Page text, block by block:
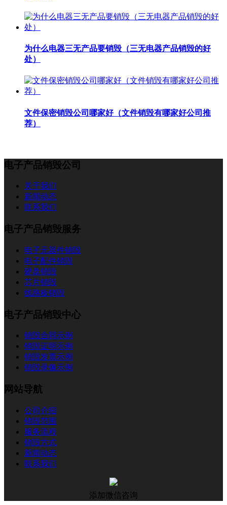
为什么电器三无产品要销毁（三无电器产品销毁的好
处）
文件保密销毁公司哪家好（文件销毁有哪家好公司推
荐）
电子产品销毁公司
关于我们
新闻动态
联系我们
电子产品销毁服务
电子元器件销毁
电子配件销毁
硬盘销毁
芯片销毁
线路板销毁
电子产品销毁中心
销毁合同示例
销毁证明示例
销毁发票示例
销毁录像示例
网站导航
公司介绍
销毁范围
服务流程
销毁方式
新闻动态
联系我们
添加微信咨询